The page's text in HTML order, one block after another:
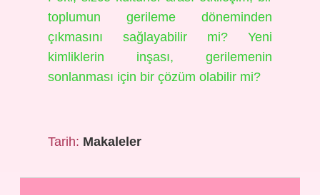
toplumun gerileme döneminden
çıkmasını sağlayabilir mi? Yeni
kimliklerin inşası, gerilemenin
sonlanması için bir çözüm olabilir mi?
Tarih: Makaleler